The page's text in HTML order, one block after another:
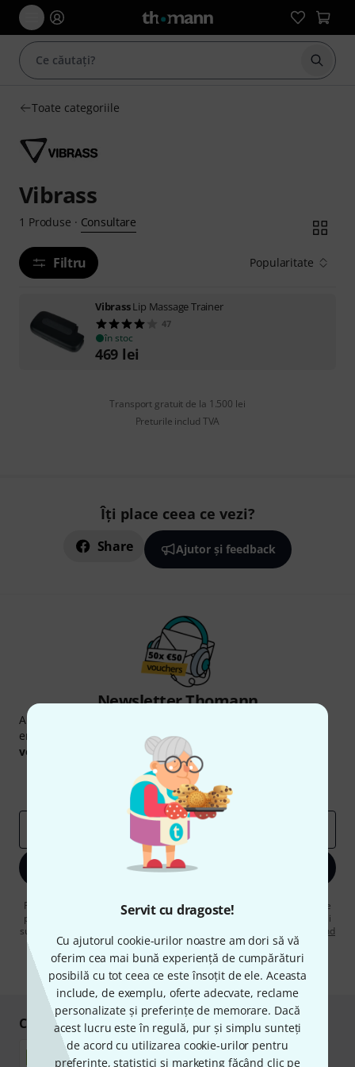
Servit cu dragoste!
Cu ajutorul cookie-urilor noastre am dori să vă
oferim cea mai bună experiență de cumpărături
posibilă cu tot ceea ce este însoțit de ele. Aceasta
include, de exemplu, oferte adecvate, reclame
personalizate și preferințe de memorare. Dacă
acest lucru este în regulă, pur și simplu sunteți
de acord cu utilizarea cookie-urilor pentru
preferințe, statistici și marketing făcând clic pe
Toate categoriile
Vibrass
1 Produse · Consultare
Filtru Popularitate
VibrassLip Massage Trainer
47
în stoc
469 lei
Transport gratuit de la 1.500 lei
Preturile includ TVA
Îți place ceea ce vezi?
Share Ajutor și feedback
Newsletter Thomann
Abonați-vă la buletinul informativ Thomann în limba
engleză și, cu puțin noroc, puteți câștiga unul dintre
voucherele
în valoare de 50 € fiecare!
Contribuții inspiraționale
Perspectivele Thomann
Înscrie-te acum
Făcând clic pe „Înscrie-te acum”, sunteți de acord să primiți publicitate
prin e-mail. Vă puteți dezabona în orice moment. Puteți găsi informații
suplimentare despre buletinul informativ în
regulamentul nostru privind
protecția datelor.
* Necesar
Cumpărați și plătiți în siguranță